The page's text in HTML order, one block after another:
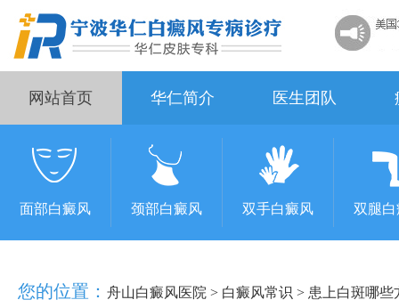
网站首页 华仁简介 医生团队
面部白癜风 颈部白癜风 双手白癜风 双腿
您的位置： 舟山白癜风医院 > 白癜风常识 > 患上白斑哪些